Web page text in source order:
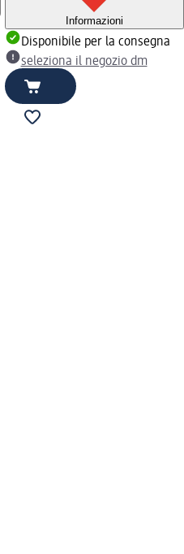
Informazioni
Disponibile per la consegna
seleziona il negozio dm